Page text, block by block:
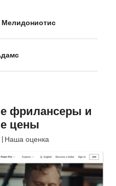
Мелидониотис
фрилансеры и
цены
Наша оценка